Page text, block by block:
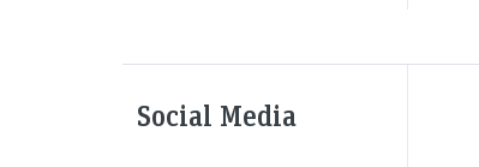
Social Media